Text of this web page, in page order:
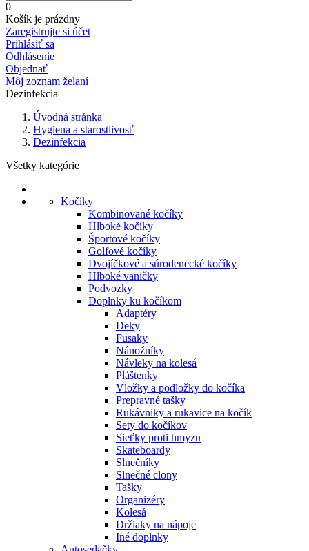
0
Košík je prázdny
Zaregistrujte si účet
Prihlásiť sa
Odhlásenie
Objednať
Môj zoznam želaní
Dezinfekcia
Úvodná stránka
Hygiena a starostlivosť
Dezinfekcia
Všetky kategórie
Kočíky
Kombinované kočíky
Hlboké kočíky
Športové kočíky
Golfové kočíky
Dvojíčkové a súrodenecké kočíky
Hlboké vaničky
Podvozky
Doplnky ku kočíkom
Adaptéry
Deky
Fusaky
Nánožníky
Návleky na kolesá
Pláštenky
Vložky a podložky do kočíka
Prepravné tašky
Rukávniky a rukavice na kočík
Sety do kočíkov
Sieťky proti hmyzu
Skateboardy
Slnečníky
Slnečné clony
Tašky
Organizéry
Kolesá
Držiaky na nápoje
Iné doplnky